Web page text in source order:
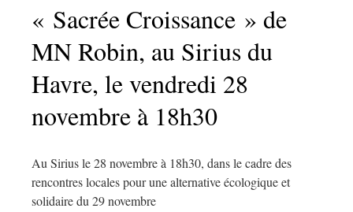
« Sacrée Croissance » de
MN Robin, au Sirius du
Havre, le vendredi 28
novembre à 18h30
Au Sirius le 28 novembre à 18h30, dans le cadre des
rencontres locales pour une alternative écologique et
solidaire du 29 novembre